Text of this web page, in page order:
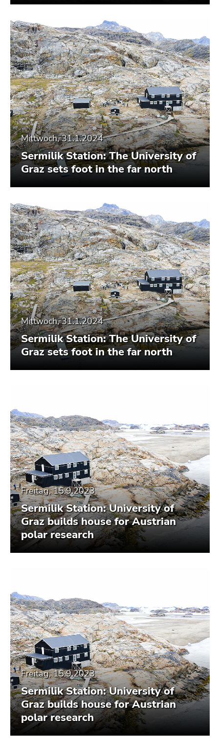
Mittwoch, 31.1.2024
Sermilik Station: The University of
Graz sets foot in the far north
Mittwoch, 31.1.2024
Sermilik Station: The University of
Graz sets foot in the far north
Freitag, 15.9.2023
Sermilik Station: University of
Graz builds house for Austrian
polar research
Freitag, 15.9.2023
Sermilik Station: University of
Graz builds house for Austrian
polar research